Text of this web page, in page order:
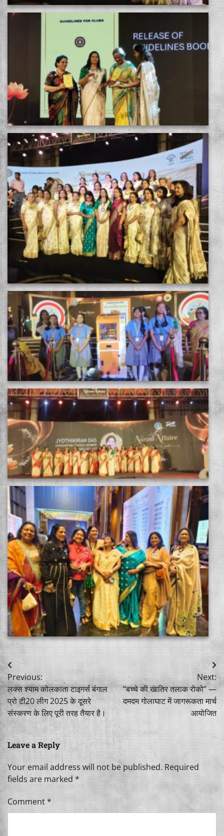
Post
navigation
Previous:
लक्स श्याम कोलकाता टाइगर्स बंगाल
प्रो टी20 लीग 2025 के दूसरे
संस्करण के लिए पूरी तरह तैयार है।
Next:
“बच्चे की खातिर तलाक रोको” —
दमदम गोलाघाट में जागरूकता मार्च
आयोजित
Leave a Reply
Your email address will not be published. Required
fields are marked *
Comment*